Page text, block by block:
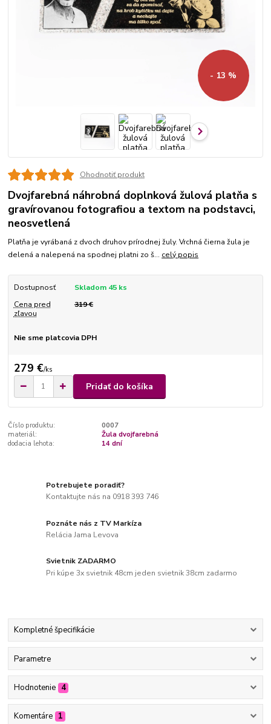
- 13 %
Ohodnotiť produkt
Dvojfarebná náhrobná doplnková žulová platňa s
gravírovanou fotografiou a textom na podstavci,
neosvetlená
Platňa je vyrábaná z dvoch druhov prírodnej žuly. Vrchná čierna žula je
delená a nalepená na spodnej platni zo š... celý popis
Dostupnosť
Skladom 45 ks
Cena pred
zľavou
319 €
Nie sme platcovia DPH
279 €/ks
Pridať do košíka
Číslo produktu:
0007
materiál:
Žula dvojfarebná
dodacia lehota:
14 dní
Potrebujete poradiť?
Kontaktujte nás na 0918 393 746
Poznáte nás z TV Markíza
Relácia Jama Levova
Svietnik ZADARMO
Pri kúpe 3x svietnik 48cm jeden svietnik 38cm zadarmo
Kompletné špecifikácie
Parametre
Hodnotenie 4
Komentáre 1